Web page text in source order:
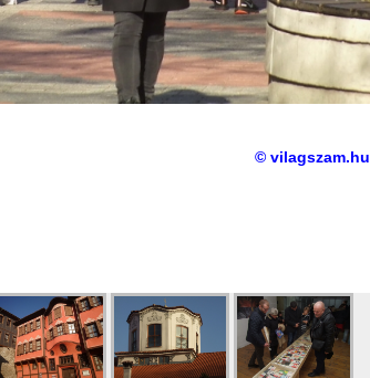
© vilagszam.hu